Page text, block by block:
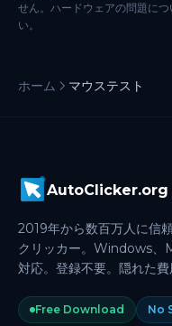
せん。ハードウェアの問題に
い。
ホーム マウステスト
AutoClicker.org
2019年から数百万人に信
クリッカー。Windows、
対応。登録不要。隠れた費
Free Download No